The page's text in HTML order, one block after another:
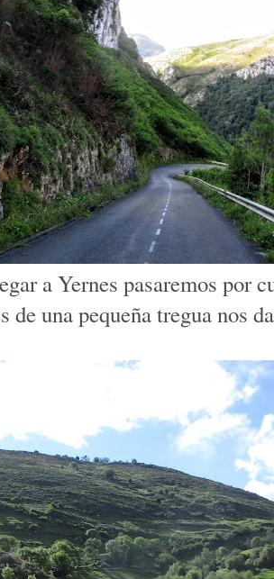
a Yernes pasaremos por
de una pequeña tregua nos